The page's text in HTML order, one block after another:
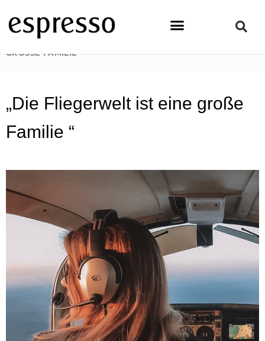
Inhalt
springen
STARTSEITE
GROSSE FAMILIE“
„Die Fliegerwelt ist eine große
Familie “